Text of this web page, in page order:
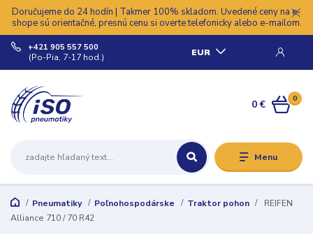
Doručujeme do 24 hodín | Takmer 100% skladom. Uvedené ceny na e-
shope sú orientačné, presnú cenu si overte telefonicky alebo e-mailom.
Menu
EUR
+421 905 557 500
(Po-Pia, 7-17 hod.)
0
0 €
Pneumatiky Poľnohospodárske Traktor pohon
REIFEN
Alliance 710 / 70 R42